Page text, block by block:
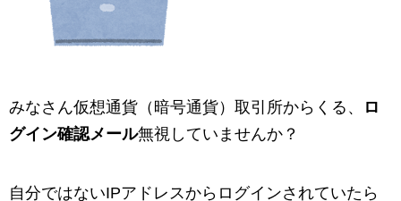
みなさん仮想通貨（暗号通貨）取引所からくる、
ロ
グイン確認メール無視していませんか？
自分ではないIPアドレスからログインされていたら